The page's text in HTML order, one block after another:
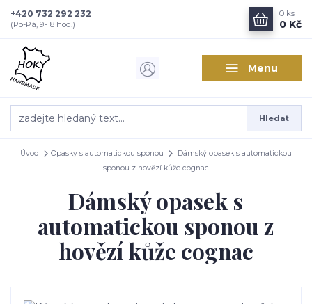
Menu
Hledat
+420 732 292 232
(Po-Pá, 9-18 hod.)
0 ks
0 Kč
Úvod Opasky s automatickou sponou
Dámský opasek s automatickou
sponou z hovězí kůže cognac
Dámský opasek s
automatickou sponou z
hovězí kůže cognac